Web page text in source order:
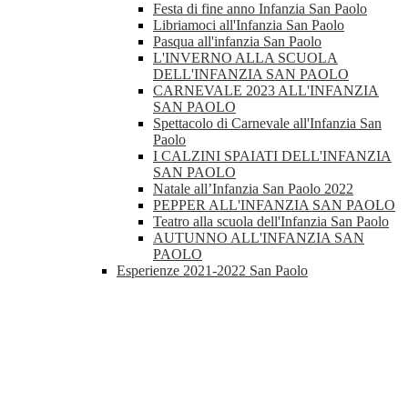
Festa di fine anno Infanzia San Paolo
Libriamoci all'Infanzia San Paolo
Pasqua all'infanzia San Paolo
L'INVERNO ALLA SCUOLA
DELL'INFANZIA SAN PAOLO
CARNEVALE 2023 ALL'INFANZIA
SAN PAOLO
Spettacolo di Carnevale all'Infanzia San
Paolo
I CALZINI SPAIATI DELL'INFANZIA
SAN PAOLO
Natale all’Infanzia San Paolo 2022
PEPPER ALL'INFANZIA SAN PAOLO
Teatro alla scuola dell'Infanzia San Paolo
AUTUNNO ALL'INFANZIA SAN
PAOLO
Esperienze 2021-2022 San Paolo